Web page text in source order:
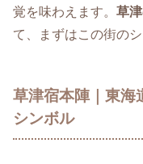
覚を味わえます。 草
て、まずはこの街の
草津宿本陣｜東海
シンボル